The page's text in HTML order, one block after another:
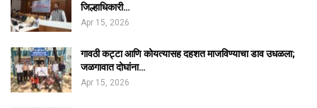
जिल्हाधिकारी…
Apr 15, 2026
गावठी कट्टा आणि कोयत्यासह दहशत माजविण्याचा डाव उधळला;
जळगावात दोघांना…
Apr 15, 2026